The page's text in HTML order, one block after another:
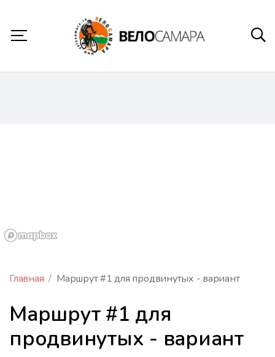
Главная Маршрут #1 для продвинутых - вариант
Маршрут #1 для
продвинутых - вариант